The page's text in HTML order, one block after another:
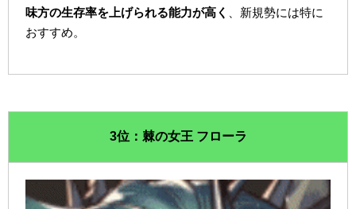
味方の生存率を上げられる能力が高く
、新規勢には特に
おすすめ。
3位：棘の女王 フローラ